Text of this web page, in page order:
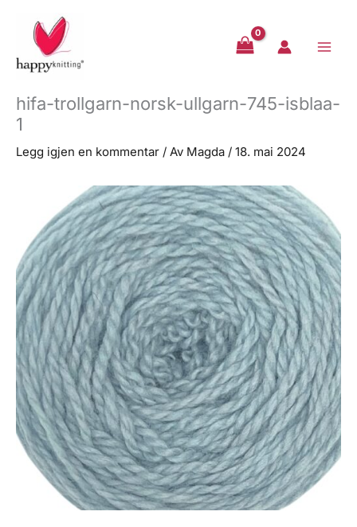
innholdet
hifa-trollgarn-norsk-ullgarn-745-isblaa-
1
Legg igjen en kommentar / Av Magda / 18. mai 2024